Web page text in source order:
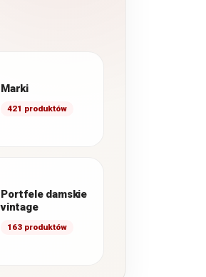
Marki
421 produktów
Portfele damskie
vintage
163 produktów